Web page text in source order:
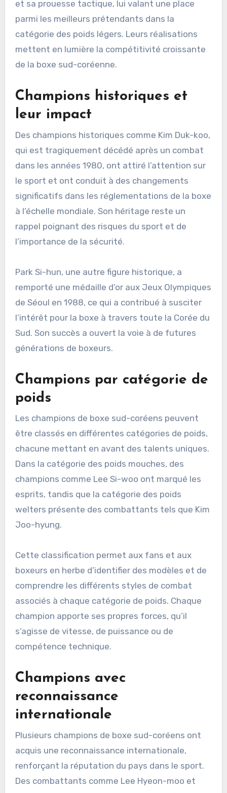
et sa prouesse tactique, lui valant une place
parmi les meilleurs prétendants dans la
catégorie des poids légers. Leurs réalisations
mettent en lumière la compétitivité croissante
de la boxe sud-coréenne.
Champions historiques et
leur impact
Des champions historiques comme Kim Duk-koo,
qui est tragiquement décédé après un combat
dans les années 1980, ont attiré l’attention sur
le sport et ont conduit à des changements
significatifs dans les réglementations de la boxe
à l’échelle mondiale. Son héritage reste un
rappel poignant des risques du sport et de
l’importance de la sécurité.
Park Si-hun, une autre figure historique, a
remporté une médaille d’or aux Jeux Olympiques
de Séoul en 1988, ce qui a contribué à susciter
l’intérêt pour la boxe à travers toute la Corée du
Sud. Son succès a ouvert la voie à de futures
générations de boxeurs.
Champions par catégorie de
poids
Les champions de boxe sud-coréens peuvent
être classés en différentes catégories de poids,
chacune mettant en avant des talents uniques.
Dans la catégorie des poids mouches, des
champions comme Lee Si-woo ont marqué les
esprits, tandis que la catégorie des poids
welters présente des combattants tels que Kim
Joo-hyung.
Cette classification permet aux fans et aux
boxeurs en herbe d’identifier des modèles et de
comprendre les différents styles de combat
associés à chaque catégorie de poids. Chaque
champion apporte ses propres forces, qu’il
s’agisse de vitesse, de puissance ou de
compétence technique.
Champions avec
reconnaissance
internationale
Plusieurs champions de boxe sud-coréens ont
acquis une reconnaissance internationale,
renforçant la réputation du pays dans le sport.
Des combattants comme Lee Hyeon-moo et